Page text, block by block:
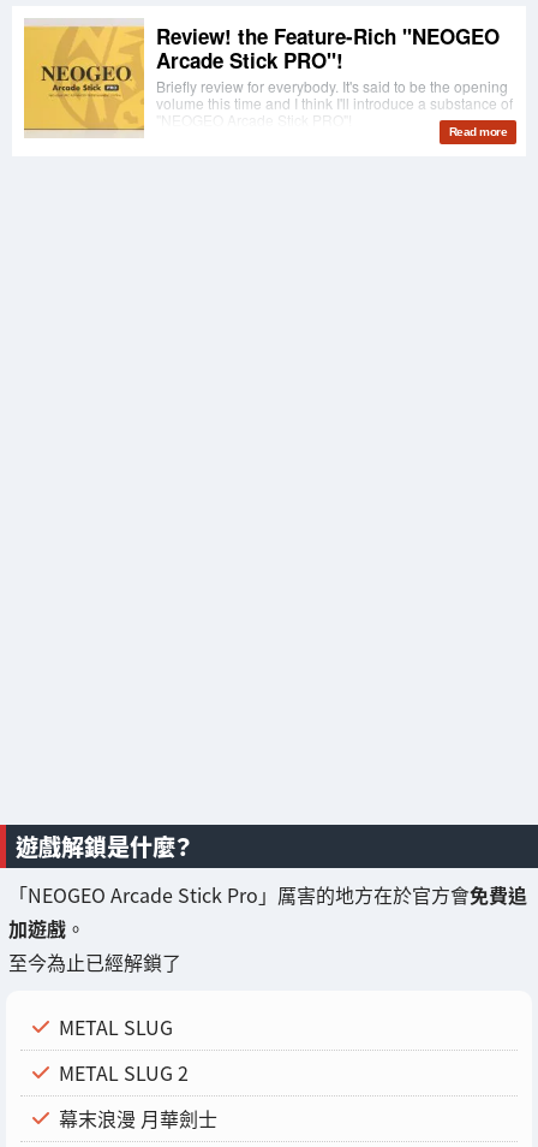
遊戲解鎖是什麼？
「NEOGEO Arcade Stick Pro」厲害的地方在於官方會免費追
加遊戲 。
至今為止已經解鎖了
METAL SLUG
METAL SLUG 2
幕末浪漫 月華劍士